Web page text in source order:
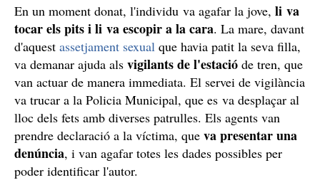
En un moment donat, l'individu va agafar la jove, li va
tocar els pits i li va escopir a la cara. La mare, davant
d'aquest assetjament sexual que havia patit la seva filla,
va demanar ajuda als vigilants de l'estació de tren, que
van actuar de manera immediata. El servei de vigilància
va trucar a la Policia Municipal, que es va desplaçar al
lloc dels fets amb diverses patrulles. Els agents van
prendre declaració a la víctima, que va presentar una
denúncia, i van agafar totes les dades possibles per
poder identificar l'autor.